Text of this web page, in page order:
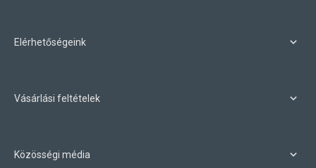
Elérhetőségeink
Vásárlási feltételek
Közösségi média